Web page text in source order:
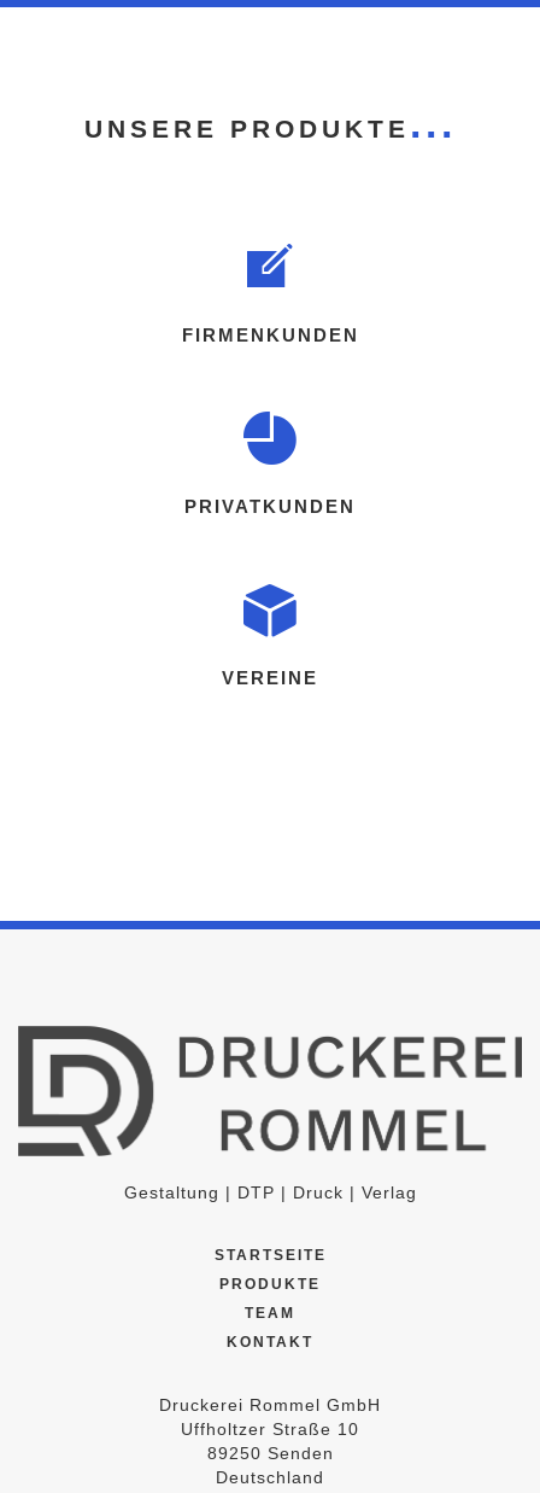
UNSERE PRODUKTE
FIRMENKUNDEN
PRIVATKUNDEN
VEREINE
Gestaltung | DTP | Druck | Verlag
STARTSEITE
PRODUKTE
TEAM
KONTAKT
Druckerei Rommel GmbH
Uffholtzer Straße 10
89250 Senden
Deutschland